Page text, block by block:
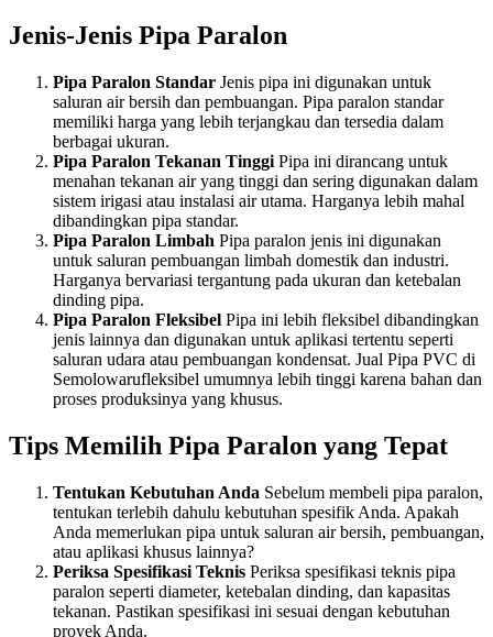
Jenis-Jenis Pipa Paralon
Pipa Paralon Standar Jenis pipa ini digunakan untuk
saluran air bersih dan pembuangan. Pipa paralon standar
memiliki harga yang lebih terjangkau dan tersedia dalam
berbagai ukuran.
Pipa Paralon Tekanan Tinggi Pipa ini dirancang untuk
menahan tekanan air yang tinggi dan sering digunakan dalam
sistem irigasi atau instalasi air utama. Harganya lebih mahal
dibandingkan pipa standar.
Pipa Paralon Limbah Pipa paralon jenis ini digunakan
untuk saluran pembuangan limbah domestik dan industri.
Harganya bervariasi tergantung pada ukuran dan ketebalan
dinding pipa.
Pipa Paralon Fleksibel Pipa ini lebih fleksibel dibandingkan
jenis lainnya dan digunakan untuk aplikasi tertentu seperti
saluran udara atau pembuangan kondensat. Jual Pipa PVC di
Semolowarufleksibel umumnya lebih tinggi karena bahan dan
proses produksinya yang khusus.
Tips Memilih Pipa Paralon yang Tepat
Tentukan Kebutuhan Anda Sebelum membeli pipa paralon,
tentukan terlebih dahulu kebutuhan spesifik Anda. Apakah
Anda memerlukan pipa untuk saluran air bersih, pembuangan,
atau aplikasi khusus lainnya?
Periksa Spesifikasi Teknis Periksa spesifikasi teknis pipa
paralon seperti diameter, ketebalan dinding, dan kapasitas
tekanan. Pastikan spesifikasi ini sesuai dengan kebutuhan
proyek Anda.